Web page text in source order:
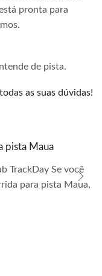
pronta para
de pista.
as suas dúvidas!
pista Maua
TrackDay Se você
para pista Maua,